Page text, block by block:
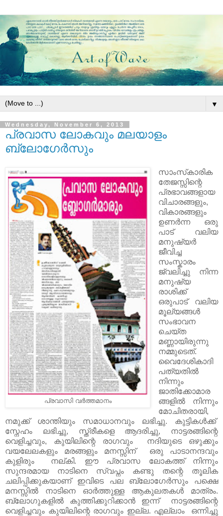
▼
Wednesday, November 6, 2013
പ്രവാസ ലോകവും മലയാളം
ബ്ലോഗേർസും
പ്രവാസി വർത്തമാനം
സാംസ്‌കാരിക
തേജസ്സിന്റെ
പ്രഭാവങ്ങളായ
വിചാരങ്ങളും,
വികാരങ്ങളും
ഉണര്‍ന്ന ഒരു
പാട് വലിയ
മനുഷ്യര്‍
ജീവിച്ച
സംസ്കാരം
ജ്വലിച്ചു നിന്ന
മനുഷ്യ
രാശിക്ക്
ഒരുപാട് വലിയ
മൂല്യങ്ങള്‍
സംഭാവന
ചെയ്ത
മണ്ണായിരുന്നു
നമ്മുടെത്.
വൈദേശികാദി
പത്യതില്‍
നിന്നും
ജാതിക്കോമാര
ങ്ങളില്‍ നിന്നും
മോചിതരായി,
നമുക്ക് ശാന്തിയും സമാധാനവും ലഭിച്ചു. കുട്ടികള്‍ക്ക്
സ്നേഹം ലഭിച്ചു, സ്ത്രീകളെ ആദരിച്ചു, നാട്ടരങ്ങിന്റെ
വെളിച്ചവും, കുയിലിന്റെ രാഗവും നദിയുടെ ഒഴുക്കും
വയലേലകളും മരങ്ങളും മനസ്സിന് ഒരു പാടാനന്ദവും
കുളിരും നല്കി. ഈ പ്രവാസ ലോകത്ത് നിന്നും
സുന്ദരമായ നാടിനെ സ്വപ്നം കണ്ടു തന്റെ തൂലിക
ചലിപ്പിക്കുകയാണ് ഇവിടെ പല ബ്ലോഗേര്‍സും പക്ഷെ
മനസ്സിൽ നാടിനെ ഓര്‍ത്തുള്ള ആകുലതകൾ മാത്രം.
ബ്ലോഗുകളിൽ കുത്തിക്കുറിക്കാൻ ഇന്ന് നാട്ടരങ്ങിന്റെ
വെളിച്ചവും കുയിലിന്റെ രാഗവും ഇല്ല. എല്ലാം ഒന്നിച്ചു